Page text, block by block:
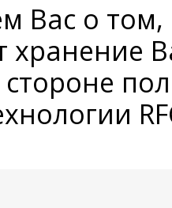
Вас о
хранение